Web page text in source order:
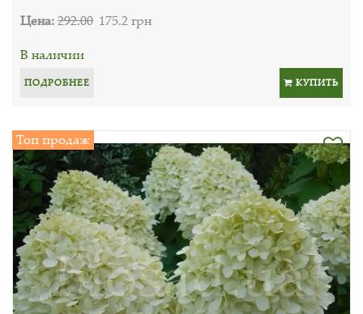
Цена:292.00 175.2 грн
В наличии
ПОДРОБНЕЕ КУПИТЬ
Топ продаж